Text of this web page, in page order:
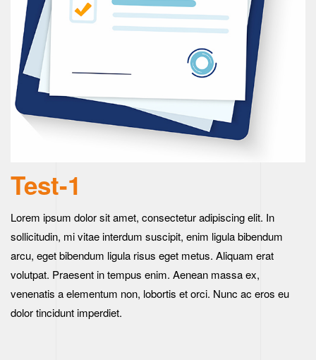
Test-1
Lorem ipsum dolor sit amet, consectetur adipiscing elit. In
sollicitudin, mi vitae interdum suscipit, enim ligula bibendum
arcu, eget bibendum ligula risus eget metus. Aliquam erat
volutpat. Praesent in tempus enim. Aenean massa ex,
venenatis a elementum non, lobortis et orci. Nunc ac eros eu
dolor tincidunt imperdiet.